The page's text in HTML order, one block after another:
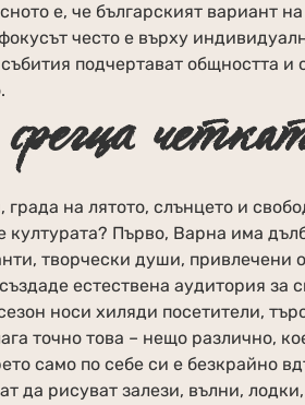
е, че българският вариант
често е върху
подчертават общността и
на лятото, слънцето и
Първо, Варна има
творчески души, привлечени
естествена аудитория за
носи хиляди посетители,
точно това – нещо различно,
само по себе си е безкрайно
да рисуват залези, вълни,